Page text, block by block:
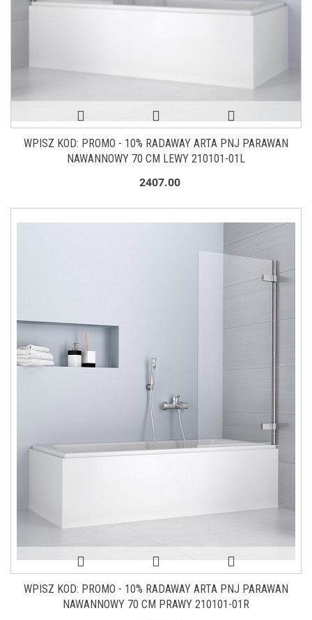
WPISZ KOD: PROMO - 10% RADAWAY ARTA PNJ PARAWAN
NAWANNOWY 70 CM LEWY 210101-01L
2407.00
WPISZ KOD: PROMO - 10% RADAWAY ARTA PNJ PARAWAN
NAWANNOWY 70 CM PRAWY 210101-01R